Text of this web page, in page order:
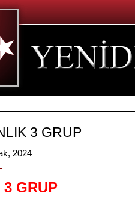
3 GRUP
2024
GRUP